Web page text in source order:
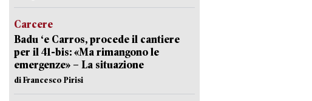
Carcere
Badu ‘e Carros, procede il cantiere
per il 41-bis: «Ma rimangono le
emergenze» – La situazione
di Francesco Pirisi